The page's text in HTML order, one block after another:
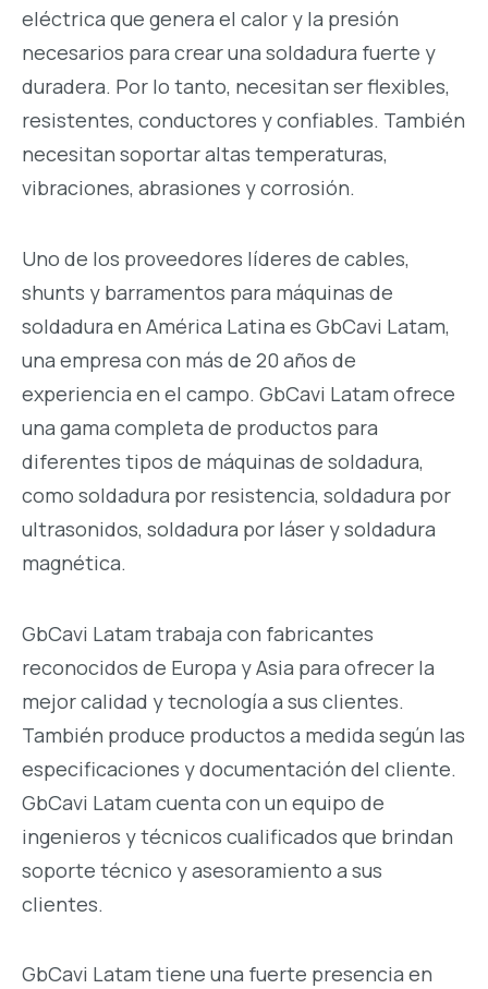
eléctrica que genera el calor y la presión
necesarios para crear una soldadura fuerte y
duradera. Por lo tanto, necesitan ser flexibles,
resistentes, conductores y confiables. También
necesitan soportar altas temperaturas,
vibraciones, abrasiones y corrosión.
Uno de los proveedores líderes de cables,
shunts y barramentos para máquinas de
soldadura en América Latina es GbCavi Latam,
una empresa con más de 20 años de
experiencia en el campo. GbCavi Latam ofrece
una gama completa de productos para
diferentes tipos de máquinas de soldadura,
como soldadura por resistencia, soldadura por
ultrasonidos, soldadura por láser y soldadura
magnética.
GbCavi Latam trabaja con fabricantes
reconocidos de Europa y Asia para ofrecer la
mejor calidad y tecnología a sus clientes.
También produce productos a medida según las
especificaciones y documentación del cliente.
GbCavi Latam cuenta con un equipo de
ingenieros y técnicos cualificados que brindan
soporte técnico y asesoramiento a sus
clientes.
GbCavi Latam tiene una fuerte presencia en